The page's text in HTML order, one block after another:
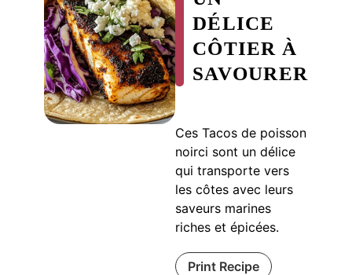
DÉLICE
CÔTIER À
SAVOURER
Ces Tacos de poisson
noirci sont un délice
qui transporte vers
les côtes avec leurs
saveurs marines
riches et épicées.
Print Recipe